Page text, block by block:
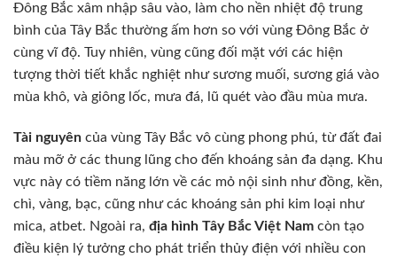
Đông Bắc xâm nhập sâu vào, làm cho nền nhiệt độ trung
bình của Tây Bắc thường ấm hơn so với vùng Đông Bắc ở
cùng vĩ độ. Tuy nhiên, vùng cũng đối mặt với các hiện
tượng thời tiết khắc nghiệt như sương muối, sương giá vào
mùa khô, và giông lốc, mưa đá, lũ quét vào đầu mùa mưa.
Tài nguyên của vùng Tây Bắc vô cùng phong phú, từ đất đai
màu mỡ ở các thung lũng cho đến khoáng sản đa dạng. Khu
vực này có tiềm năng lớn về các mỏ nội sinh như đồng, kền,
chì, vàng, bạc, cũng như các khoáng sản phi kim loại như
mica, atbet. Ngoài ra, địa hình Tây Bắc Việt Nam còn tạo
điều kiện lý tưởng cho phát triển thủy điện với nhiều con